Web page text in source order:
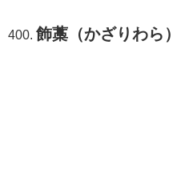
飾藁（かざりわら）